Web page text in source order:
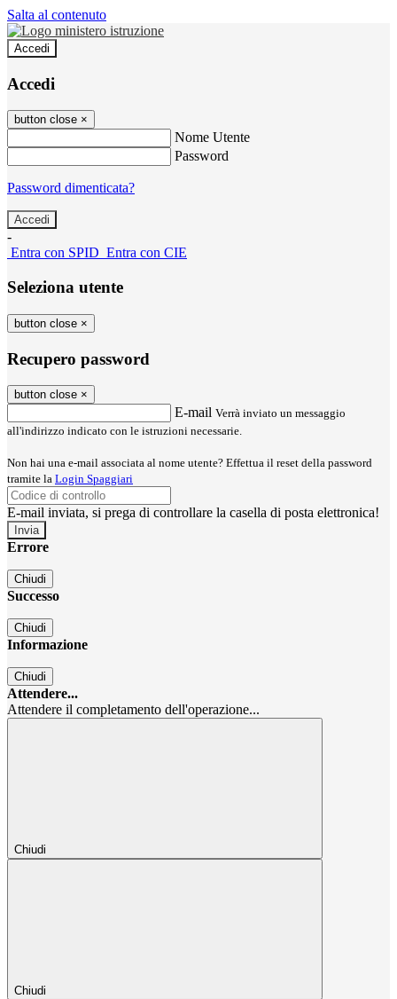
Salta al contenuto
Accedi
Accedi
button close ×
Nome Utente
Password
Password dimenticata?
-
Entra con SPID Entra con CIE
Seleziona utente
button close ×
Recupero password
button close ×
E-mail Verrà inviato un messaggio
all'indirizzo indicato con le istruzioni necessarie.
Non hai una e-mail associata al nome utente? Effettua il reset della password
tramite la Login Spaggiari
E-mail inviata, si prega di controllare la casella di posta elettronica!
Errore
Chiudi
Successo
Chiudi
Informazione
Chiudi
Attendere...
Attendere il completamento dell'operazione...
Chiudi
Chiudi